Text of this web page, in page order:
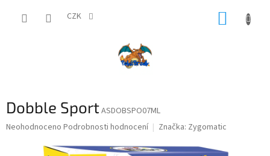
CZK
Dobble SportASDOBSPO07ML
Průměrné
Neohodnoceno Podrobnosti hodnocení Značka: Zygomatic